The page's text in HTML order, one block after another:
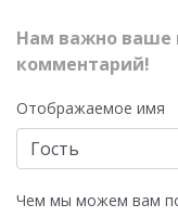
Нам важно ваше
комментарий!
Отображаемое имя
Чем мы можем вам